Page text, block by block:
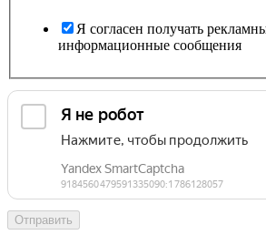
Я согласен получать
информационные сообщения
Отправить